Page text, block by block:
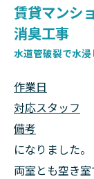
賃貸マンシ
消臭工事
水道管破裂で水浸
作業日
対応スタッフ
備考 2階の
になりました。
両室とも空き